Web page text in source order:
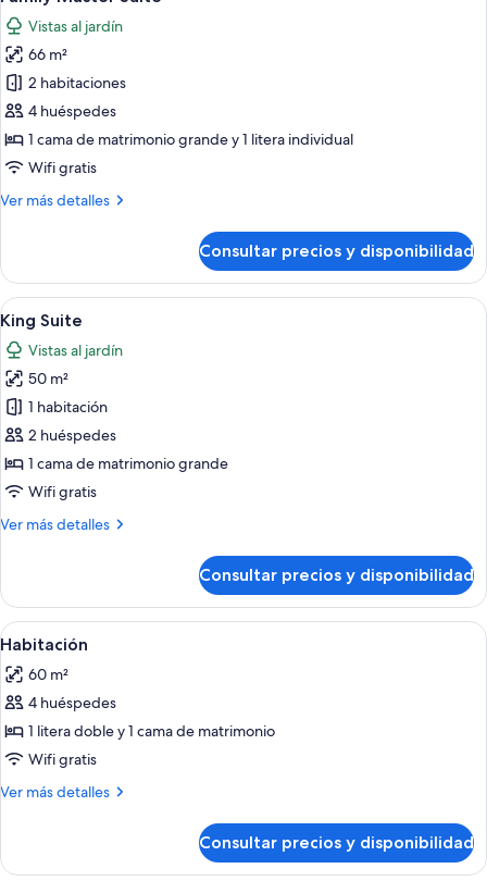
todas
las
fotos
de
Family
Master
Suite
Vistas al jardín
66 m²
2 habitaciones
4 huéspedes
1 cama de matrimonio grande y 1 litera individual
Wifi gratis
Ver más detalles
Más
Master
Suite
Consultar precios y disponibilidad
Abrir
todas
las
fotos
de
King
Suite
Habitación de hotel con cama,
6
King Suite
Vistas al jardín
50 m²
1 habitación
2 huéspedes
1 cama de matrimonio grande
Wifi gratis
Ver más detalles
Más
Suite
Consultar precios y disponibilidad
Abrir
todas
las
fotos
de
Habitación
Ropa de cama de alta calidad y
4
Habitación
60 m²
4 huéspedes
1 litera doble y 1 cama de matrimonio
Wifi gratis
Ver más detalles
Más
Consultar precios y disponibilidad